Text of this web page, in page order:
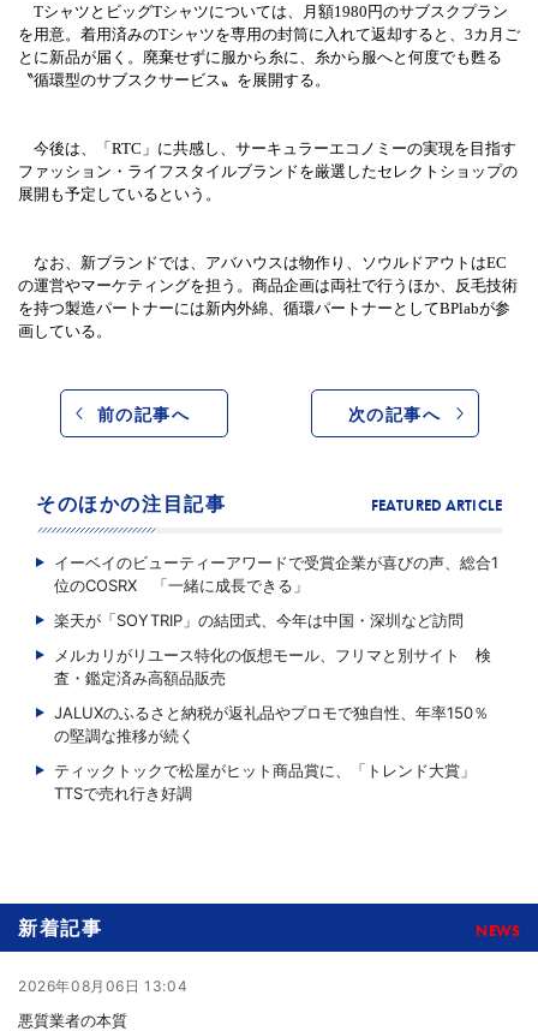
TシャツとビッグTシャツについては、月額1980円のサブスクプラン
を用意。着用済みのTシャツを専用の封筒に入れて返却すると、3カ月ご
とに新品が届く。廃棄せずに服から糸に、糸から服へと何度でも甦る
〝循環型のサブスクサービス〟を展開する。
今後は、「RTC」に共感し、サーキュラーエコノミーの実現を目指す
ファッション・ライフスタイルブランドを厳選したセレクトショップの
展開も予定しているという。
なお、新ブランドでは、アバハウスは物作り、ソウルドアウトはEC
の運営やマーケティングを担う。商品企画は両社で行うほか、反毛技術
を持つ製造パートナーには新内外綿、循環パートナーとしてBPlabが参
画している。
前の記事へ 次の記事へ
そのほかの注目記事 FEATURED ARTICLE
イーベイのビューティーアワードで受賞企業が喜びの声、総合1
位のCOSRX 「一緒に成長できる」
楽天が「SOYTRIP」の結団式、今年は中国・深圳など訪問
メルカリがリユース特化の仮想モール、フリマと別サイト 検
査・鑑定済み高額品販売
JALUXのふるさと納税が返礼品やプロモで独自性、年率150％
の堅調な推移が続く
ティックトックで松屋がヒット商品賞に、「トレンド大賞」
TTSで売れ行き好調
新着記事 NEWS
2026年08月06日 13:04
悪質業者の本質